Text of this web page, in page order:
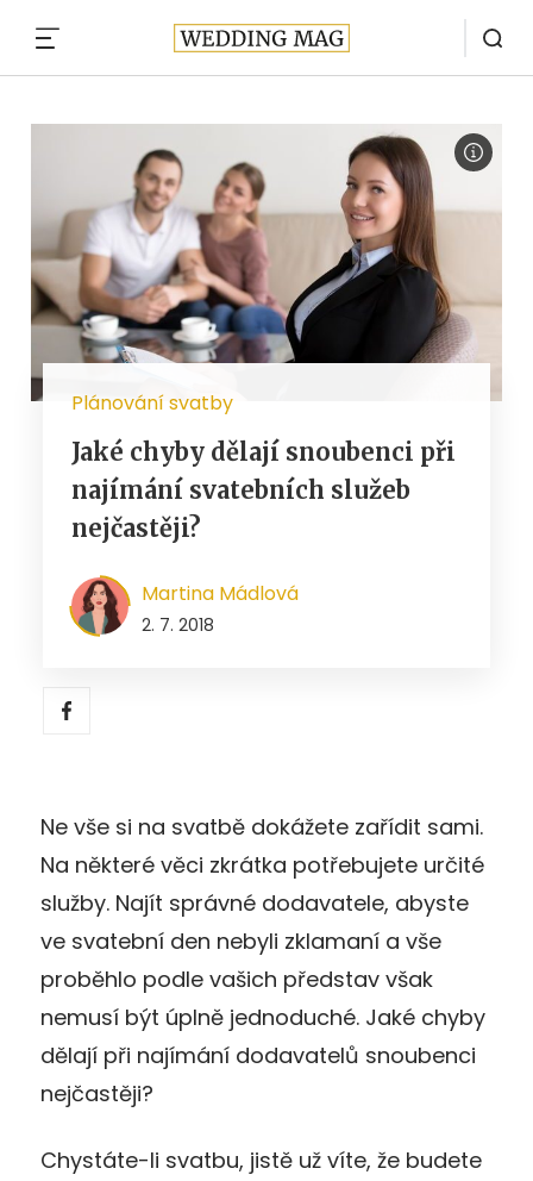
Plánování svatby
Jaké chyby dělají snoubenci při
najímání svatebních služeb
nejčastěji?
Martina Mádlová
2. 7. 2018
Ne vše si na svatbě dokážete zařídit sami.
Na některé věci zkrátka potřebujete určité
služby. Najít správné dodavatele, abyste
ve svatební den nebyli zklamaní a vše
proběhlo podle vašich představ však
nemusí být úplně jednoduché. Jaké chyby
dělají při najímání dodavatelů snoubenci
nejčastěji?
Chystáte-li svatbu, jistě už víte, že budete